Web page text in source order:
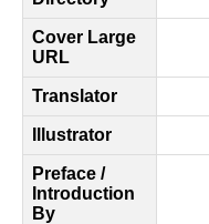
Cover Large
URL
Translator
Illustrator
Preface /
Introduction
By